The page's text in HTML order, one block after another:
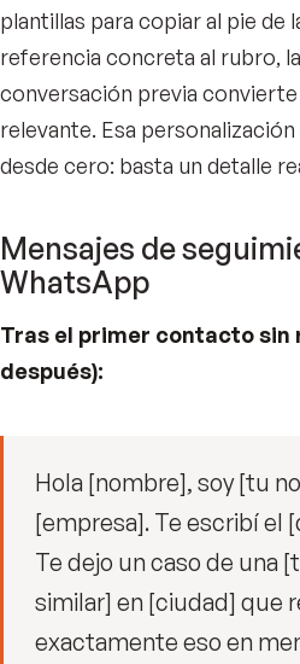
plantillas para copiar al pie de
referencia concreta al rubro,
conversación previa convierte
relevante. Esa
desde cero: basta un detalle
Mensajes de
WhatsApp
Tras el primer contacto sin
después):
Hola [nombre], soy [tu
[empresa]. Te escribí el
Te dejo un caso de una
similar] en [ciudad] que
exactamente eso en